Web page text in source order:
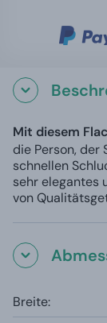
Mit diesem
die Person, der
schnellen
sehr elegantes
von
Breite: